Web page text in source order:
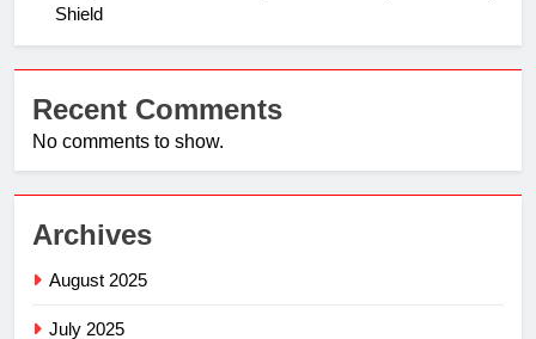
Shield
Recent Comments
No comments to show.
Archives
August 2025
July 2025